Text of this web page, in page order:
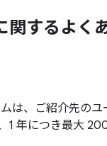
関する よく
は、ご紹介先の
1 年につき最大